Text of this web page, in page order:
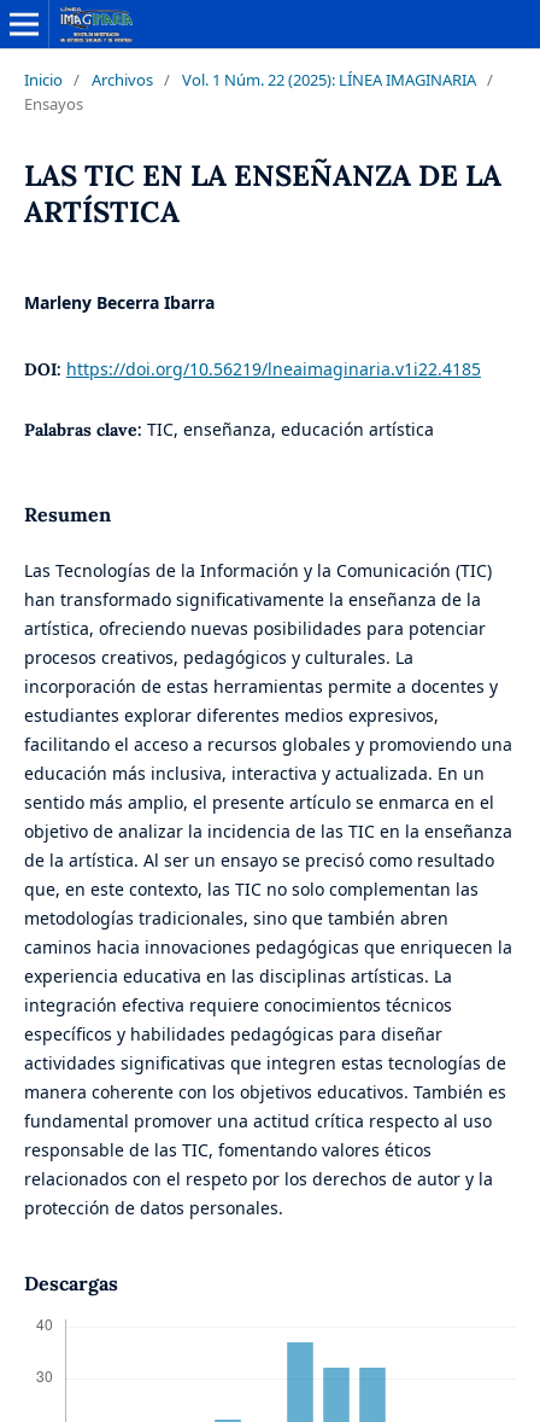
Inicio / Archivos / Vol. 1 Núm. 22 (2025): LÍNEA IMAGINARIA /
Ensayos
LAS TIC EN LA ENSEÑANZA DE LA
ARTÍSTICA
Marleny Becerra Ibarra
DOI: https://doi.org/10.56219/lneaimaginaria.v1i22.4185
Palabras clave: TIC, enseñanza, educación artística
Resumen
Las Tecnologías de la Información y la Comunicación (TIC)
han transformado significativamente la enseñanza de la
artística, ofreciendo nuevas posibilidades para potenciar
procesos creativos, pedagógicos y culturales. La
incorporación de estas herramientas permite a docentes y
estudiantes explorar diferentes medios expresivos,
facilitando el acceso a recursos globales y promoviendo una
educación más inclusiva, interactiva y actualizada. En un
sentido más amplio, el presente artículo se enmarca en el
objetivo de analizar la incidencia de las TIC en la enseñanza
de la artística. Al ser un ensayo se precisó como resultado
que, en este contexto, las TIC no solo complementan las
metodologías tradicionales, sino que también abren
caminos hacia innovaciones pedagógicas que enriquecen la
experiencia educativa en las disciplinas artísticas. La
integración efectiva requiere conocimientos técnicos
específicos y habilidades pedagógicas para diseñar
actividades significativas que integren estas tecnologías de
manera coherente con los objetivos educativos. También es
fundamental promover una actitud crítica respecto al uso
responsable de las TIC, fomentando valores éticos
relacionados con el respeto por los derechos de autor y la
protección de datos personales.
Descargas